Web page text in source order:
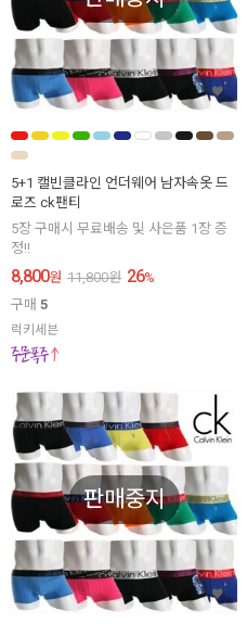
5+1 캘빈클라인 언더웨어 남자속옷 드
로즈 ck팬티
5장 구매시 무료배송 및 사은품 1장 증
정!!
8,800원 11,800원 26%
구매 5
럭키세븐
판매중지